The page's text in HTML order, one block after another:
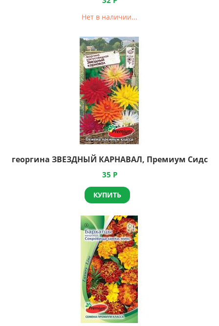
Нет в наличии...
георгина ЗВЕЗДНЫЙ КАРНАВАЛ, Премиум Сидс
35 Р
КУПИТЬ